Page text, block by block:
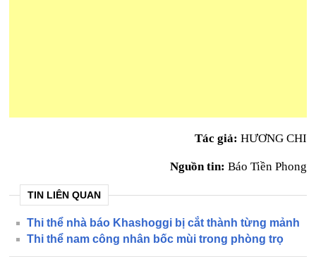
Tác giả: HƯƠNG CHI
Nguồn tin: Báo Tiền Phong
TIN LIÊN QUAN
Thi thể nhà báo Khashoggi bị cắt thành từng mảnh
Thi thể nam công nhân bốc mùi trong phòng trọ